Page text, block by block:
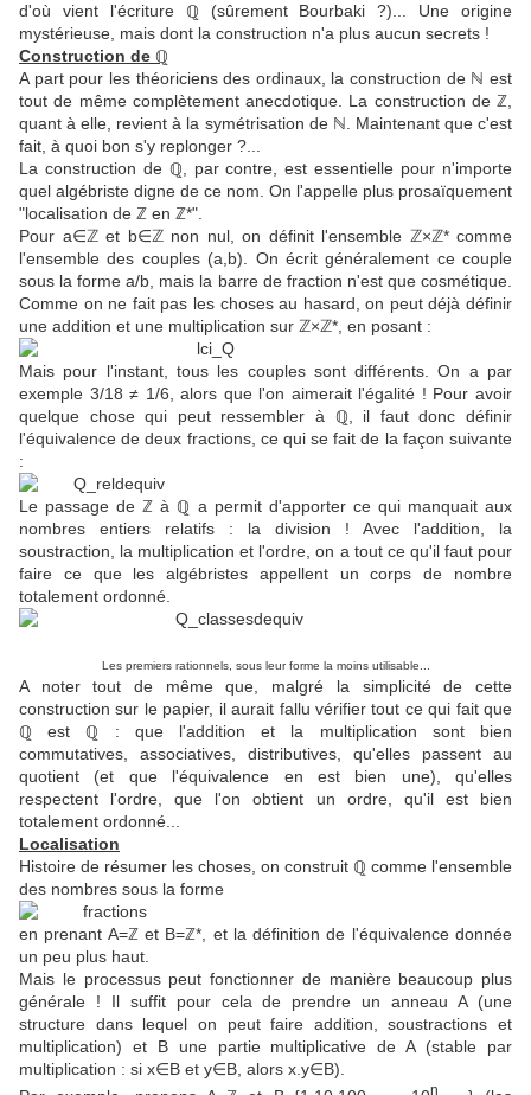
d'où vient l'écriture ℚ (sûrement Bourbaki ?)... Une origine
mystérieuse, mais dont la construction n'a plus aucun secrets !
Construction de ℚ
A part pour les théoriciens des ordinaux, la construction de ℕ est
tout de même complètement anecdotique. La construction de ℤ,
quant à elle, revient à la symétrisation de ℕ. Maintenant que c'est
fait, à quoi bon s'y replonger ?...
La construction de ℚ, par contre, est essentielle pour n'importe
quel algébriste digne de ce nom. On l'appelle plus prosaïquement
"localisation de ℤ en ℤ*".
Pour a∈ℤ et b∈ℤ non nul, on définit l'ensemble ℤ×ℤ* comme
l'ensemble des couples (a,b). On écrit généralement ce couple
sous la forme a/b, mais la barre de fraction n'est que cosmétique.
Comme on ne fait pas les choses au hasard, on peut déjà définir
une addition et une multiplication sur ℤ×ℤ*, en posant :
Mais pour l'instant, tous les couples sont différents. On a par
exemple 3/18 ≠ 1/6, alors que l'on aimerait l'égalité ! Pour avoir
quelque chose qui peut ressembler à ℚ, il faut donc définir
l'équivalence de deux fractions, ce qui se fait de la façon suivante
:
Le passage de ℤ à ℚ a permit d'apporter ce qui manquait aux
nombres entiers relatifs : la division ! Avec l'addition, la
soustraction, la multiplication et l'ordre, on a tout ce qu'il faut pour
faire ce que les algébristes appellent un corps de nombre
totalement ordonné.
Les premiers rationnels, sous leur forme la moins utilisable...
A noter tout de même que, malgré la simplicité de cette
construction sur le papier, il aurait fallu vérifier tout ce qui fait que
ℚ est ℚ : que l'addition et la multiplication sont bien
commutatives, associatives, distributives, qu'elles passent au
quotient (et que l'équivalence en est bien une), qu'elles
respectent l'ordre, que l'on obtient un ordre, qu'il est bien
totalement ordonné...
Localisation
Histoire de résumer les choses, on construit ℚ comme l'ensemble
des nombres sous la forme
en prenant A=ℤ et B=ℤ*, et la définition de l'équivalence donnée
un peu plus haut.
Mais le processus peut fonctionner de manière beaucoup plus
générale ! Il suffit pour cela de prendre un anneau A (une
structure dans lequel on peut faire addition, soustractions et
multiplication) et B une partie multiplicative de A (stable par
multiplication : si x∈B et y∈B, alors x.y∈B).
n